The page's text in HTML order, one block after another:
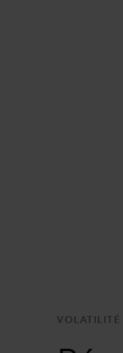
VOLATILITÉ